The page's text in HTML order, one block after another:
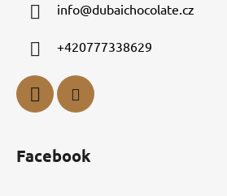
info@dubaichocolate.cz
+420777338629
Facebook